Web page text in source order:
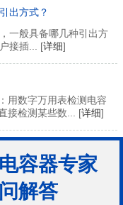
出方式？
一般具备哪几种引出方
接插... [详细]
用数字万用表检测电容
接检测某些数... [详细]
容器专家
解答